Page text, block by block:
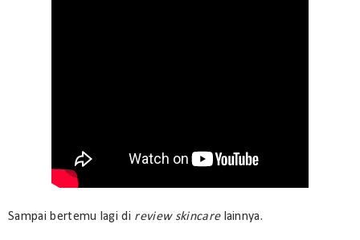
Sampai bertemu lagi di review skincare lainnya.